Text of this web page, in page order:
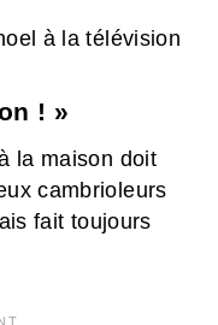
! »
la maison doit
cambrioleurs
fait toujours